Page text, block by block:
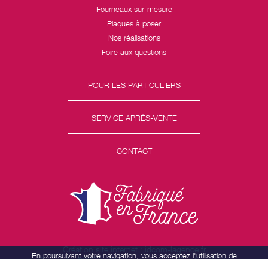
Fourneaux sur-mesure
Plaques à poser
Nos réalisations
Foire aux questions
POUR LES PARTICULIERS
SERVICE APRÈS-VENTE
CONTACT
Création site internet : idcom-lagence.fr
En poursuivant votre navigation, vous acceptez l'utilisation de